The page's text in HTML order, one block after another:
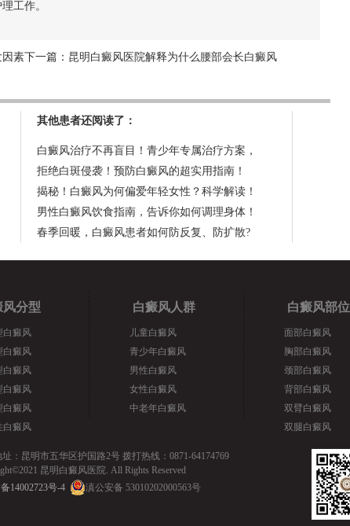
工作。
因素下一篇： 昆明白癜风医院解释为什么腰部会长白癜风
其他患者还阅读了：
白癜风治疗不再盲目！青少年专属治疗方案，
拒绝白斑侵袭！预防白癜风的超实用指南！
揭秘！白癜风为何偏爱年轻女性？科学解读！
男性白癜风饮食指南，告诉你如何调理身体！
春季回暖，白癜风患者如何防反复、防扩散?
风分型
白癜风
白癜风
白癜风
白癜风
白癜风
白癜风
白癜风人群
儿童白癜风
青少年白癜风
男性白癜风
女性白癜风
中老年白癜风
白癜风部位
面部白癜风
胸部白癜风
颈部白癜风
背部白癜风
双臂白癜风
双腿白癜风
址：昆明市五华区护国路2号 拨打热线：0871-64174769
昆明白癜风医院. All Rights Reserved
14002723号-4
滇公安备 53010202000563号